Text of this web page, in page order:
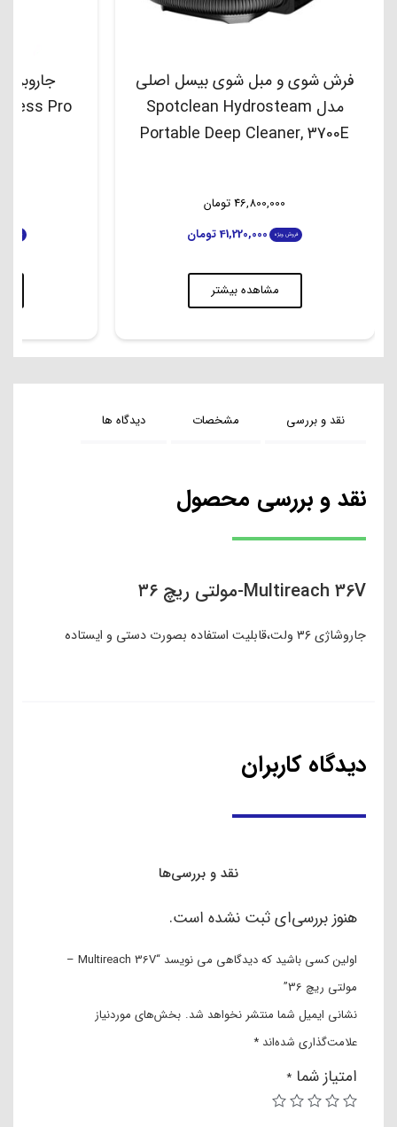
فرش شوی و مبل شوی بیسل اصلی
مدل Spotclean Hydrosteam
Portable Deep Cleaner, 3700E
46,800,000 تومان
فروش ویژه 41,220,000 تومان
مشاهده بیشتر
Pro
فروش
نقد و بررسی مشخصات دیدگاه ها
نقد و بررسی محصول
Multireach 36V-مولتی ریچ ۳۶
جاروشاژی ۳۶ ولت،قابلیت استفاده بصورت دستی و ایستاده
دیدگاه کاربران
نقد و بررسی‌ها
هنوز بررسی‌ای ثبت نشده است.
اولین کسی باشید که دیدگاهی می نویسد “Multireach 36V –
مولتی ریچ 36”
نشانی ایمیل شما منتشر نخواهد شد. بخش‌های موردنیاز
علامت‌گذاری شده‌اند *
امتیاز شما *